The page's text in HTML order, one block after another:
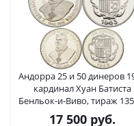
Андорра 25 и 50 динеров
кардинал Хуан Батиста
Бенльок-и-Виво, тираж
3350 экз. KM X 7, X 8
17 500руб.